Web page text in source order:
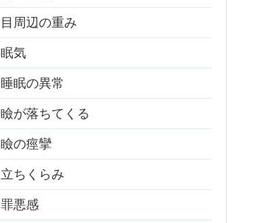
目周辺の重み
眠気
睡眠の異常
瞼が落ちてくる
瞼の痙攣
立ちくらみ
罪悪感